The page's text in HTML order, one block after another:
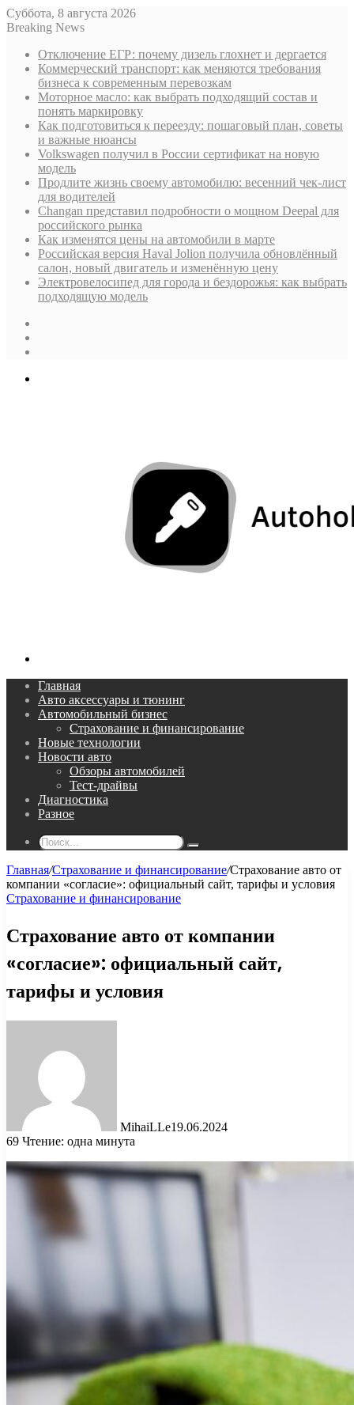
Суббота, 8 августа 2026
Breaking News
Отключение ЕГР: почему дизель глохнет и дергается
Коммерческий транспорт: как меняются требования
бизнеса к современным перевозкам
Моторное масло: как выбрать подходящий состав и
понять маркировку
Как подготовиться к переезду: пошаговый план, советы
и важные нюансы
Volkswagen получил в России сертификат на новую
модель
Продлите жизнь своему автомобилю: весенний чек-лист
для водителей
Changan представил подробности о мощном Deepal для
российского рынка
Как изменятся цены на автомобили в марте
Российская версия Haval Jolion получила обновлённый
салон, новый двигатель и изменённую цену
Электровелосипед для города и бездорожья: как выбрать
подходящую модель
Главная
Авто аксессуары и тюнинг
Автомобильный бизнес
Страхование и финансирование
Новые технологии
Новости авто
Обзоры автомобилей
Тест-драйвы
Диагностика
Разное
Поиск...
Главная/Страхование и финансирование/Страхование авто от
компании «согласие»: официальный сайт, тарифы и условия
Страхование и финансирование
Страхование авто от компании
«согласие»: официальный сайт,
тарифы и условия
MihaiLLe19.06.2024
69 Чтение: одна минута